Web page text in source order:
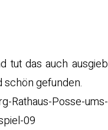
tut das auch
schön gefunden.